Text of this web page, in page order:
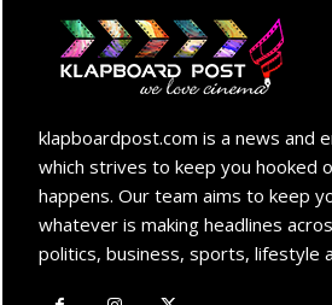
klapboardpost.com is a news and
which strives to keep you hooked
happens. Our team aims to keep
whatever is making headlines
politics, business, sports, lifestyle